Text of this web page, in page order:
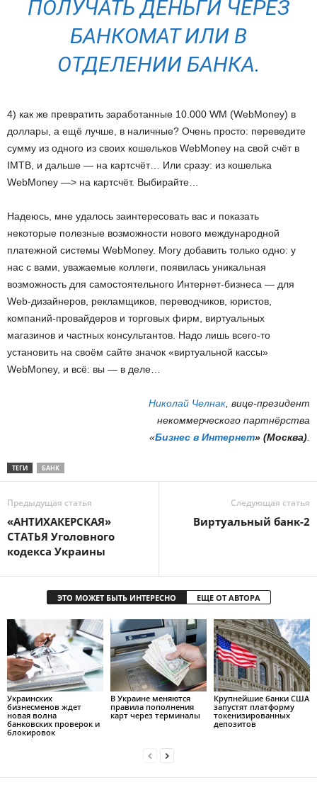
ПОЛУЧАТЬ ДЕНЬГИ ЧЕРЕЗ
БАНКОМАТ ИЛИ В
ОТДЕЛЕНИИ БАНКА.
4) как же превратить заработанные 10.000 WM (WebMoney) в
доллары, а ещё лучше, в наличные? Очень просто: переведите
сумму из одного из своих кошельков WebMoney на свой счёт в
IMTB, и дальше — на картсчёт… Или сразу: из кошелька
WebMoney —> на картсчёт. Выбирайте…
Надеюсь, мне удалось заинтересовать вас и показать
некоторые полезные возможности нового международной
платежной системы WebMoney. Могу добавить только одно: у
нас с вами, уважаемые коллеги, появилась уникальная
возможность для самостоятельного Интернет-бизнеса — для
Web-дизайнеров, рекламщиков, переводчиков, юристов,
компаний-провайдеров и торговых фирм, виртуальных
магазинов и частных консультантов. Надо лишь всего-то
установить на своём сайте значок «виртуальной кассы»
WebMoney, и всё: вы — в деле…
Николай Челнак , вице-президент
некоммерческого партнёрства
«Бизнес в Интернет» (Москва)
ТЕГИ БАНК
Предыдущая статья
«АНТИХАКЕРСКАЯ»
СТАТЬЯ Уголовного
кодекса Украины
Следующая статья
Виртуальный банк-2
ЭТО МОЖЕТ БЫТЬ ИНТЕРЕСНО ЕЩЕ ОТ АВТОРА
Украинских
бизнесменов ждет
новая волна
банковских проверок и
блокировок
В Украине меняются
правила пополнения
карт через терминалы
Крупнейшие банки США
запустят платформу
токенизированных
депозитов